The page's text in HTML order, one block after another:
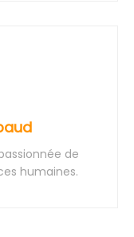
de
humaines.